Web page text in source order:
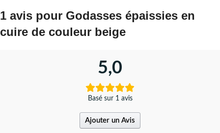
1 avis pour Godasses épaissies en
cuire de couleur beige
5,0
Basé sur 1 avis
Ajouter un Avis